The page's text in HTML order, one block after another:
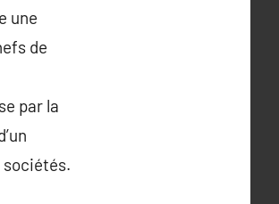
une
de
par la
sociétés.